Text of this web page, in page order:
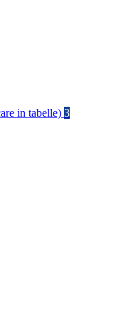
in tabelle) 3